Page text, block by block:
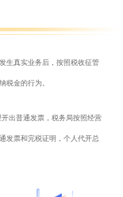
生真实业务后，按照税收征管
税金的行为。
出普通发票，税务局按照经营
发票和完税证明，个人代开总